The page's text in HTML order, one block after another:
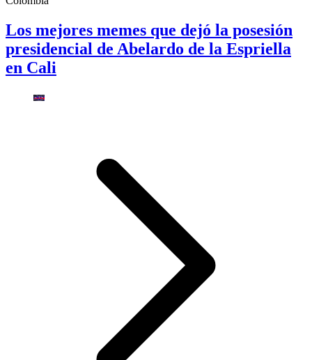
Los mejores memes que dejó la posesión
presidencial de Abelardo de la Espriella
en Cali